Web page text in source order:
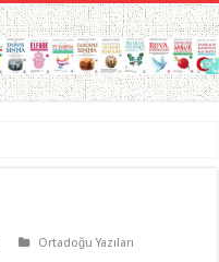
Ortadoğu Yazıları